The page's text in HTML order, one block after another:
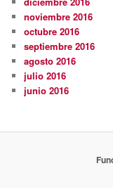
noviembre 2016
octubre 2016
septiembre 2016
agosto 2016
julio 2016
junio 2016